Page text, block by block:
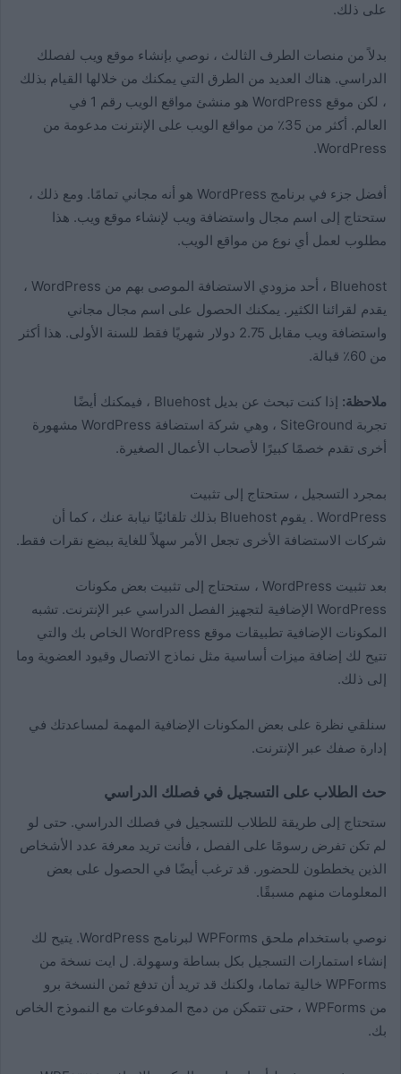
على ذلك.
بدلاً من منصات الطرف الثالث ، نوصي بإنشاء موقع ويب لفصلك
الدراسي. هناك العديد من الطرق التي يمكنك من خلالها القيام بذلك
، لكن موقع WordPress هو منشئ مواقع الويب رقم 1 في
العالم. أكثر من 35٪ من مواقع الويب على الإنترنت مدعومة من
WordPress.
أفضل جزء في برنامج WordPress هو أنه مجاني تمامًا. ومع ذلك ،
ستحتاج إلى اسم مجال واستضافة ويب لإنشاء موقع ويب. هذا
مطلوب لعمل أي نوع من مواقع الويب.
Bluehost ، أحد مزودي الاستضافة الموصى بهم من WordPress ،
يقدم لقرائنا الكثير. يمكنك الحصول على اسم مجال مجاني
واستضافة ويب مقابل 2.75 دولار شهريًا فقط للسنة الأولى. هذا أكثر
من 60٪ قبالة.
ملاحظة:
إذا كنت تبحث عن بديل Bluehost ، فيمكنك أيضًا
تجربة SiteGround ، وهي شركة استضافة WordPress مشهورة
أخرى تقدم خصمًا كبيرًا لأصحاب الأعمال الصغيرة.
بمجرد التسجيل ، ستحتاج إلى تثبيت
WordPress . يقوم Bluehost بذلك تلقائيًا نيابة عنك ، كما أن
شركات الاستضافة الأخرى تجعل الأمر سهلاً للغاية ببضع نقرات فقط.
بعد تثبيت WordPress ، ستحتاج إلى تثبيت بعض مكونات
WordPress الإضافية لتجهيز الفصل الدراسي عبر الإنترنت. تشبه
المكونات الإضافية تطبيقات موقع WordPress الخاص بك والتي
تتيح لك إضافة ميزات أساسية مثل نماذج الاتصال وقيود العضوية وما
إلى ذلك.
سنلقي نظرة على بعض المكونات الإضافية المهمة لمساعدتك في
إدارة صفك عبر الإنترنت.
حث الطلاب على التسجيل في فصلك الدراسي
ستحتاج إلى طريقة للطلاب للتسجيل في فصلك الدراسي. حتى لو
لم تكن تفرض رسومًا على الفصل ، فأنت تريد معرفة عدد الأشخاص
الذين يخططون للحضور. قد ترغب أيضًا في الحصول على بعض
المعلومات منهم مسبقًا.
نوصي باستخدام ملحق WPForms لبرنامج WordPress. يتيح لك
إنشاء استمارات التسجيل بكل بساطة وسهولة. ل ايت نسخة من
WPForms خالية تماما، ولكنك قد تريد أن تدفع ثمن النسخة برو
من WPForms ، حتى تتمكن من دمج المدفوعات مع النموذج الخاص
بك.